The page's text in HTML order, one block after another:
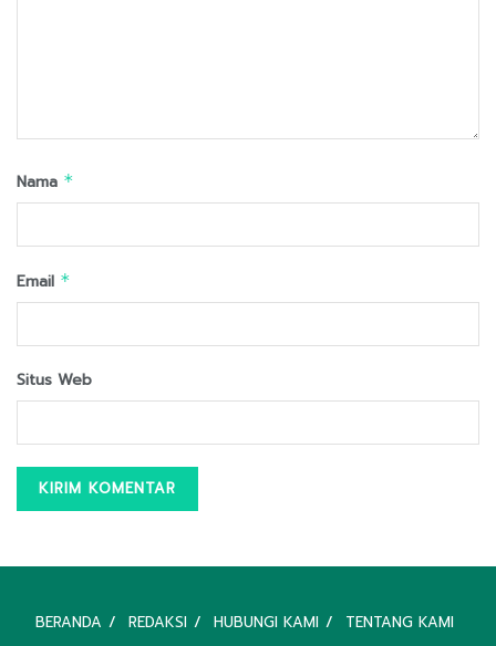
Nama *
Email *
Situs Web
BERANDA REDAKSI HUBUNGI KAMI TENTANG KAMI